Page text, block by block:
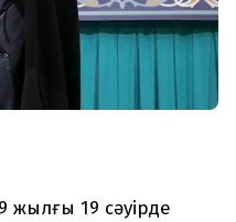
жылғы 19 сәуірде